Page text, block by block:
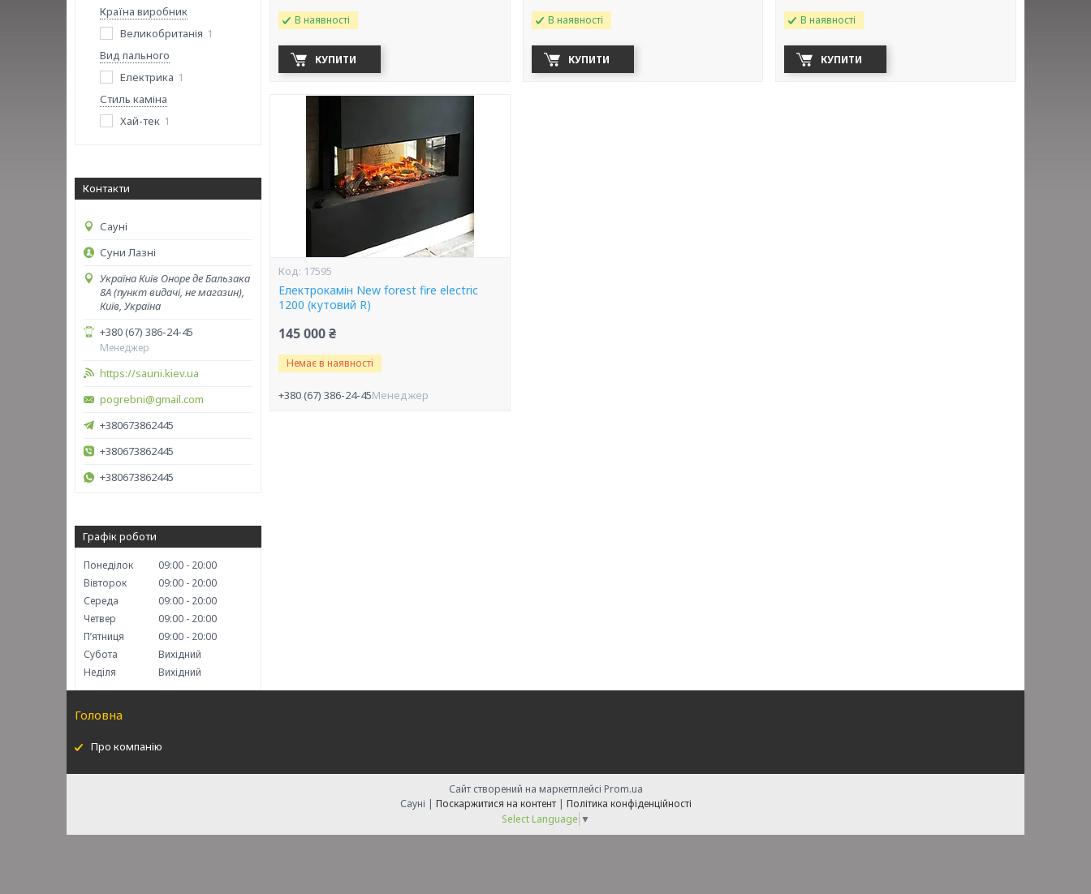
Країна виробник
Великобританія 1
Вид пального
Електрика 1
Стиль каміна
Хай-тек 1
Контакти
Сауні
Суни Лазні
Україна Київ Оноре де Бальзака
8А (пункт видачі, не магазин),
Київ, Україна
+380 (67) 386-24-45
Менеджер
https://sauni.kiev.ua
pogrebni@gmail.com
+380673862445
+380673862445
+380673862445
Графік роботи
Понеділок 09:00
20:00
Вівторок
09:00
20:00
Середа
09:00
20:00
Четвер
09:00
20:00
Пʼятниця
09:00
20:00
Субота
Вихідний
Неділя
Вихідний
В наявності
КУПИТИ
В наявності
КУПИТИ
В наявності
КУПИТИ
17595
Електрокамін New forest fire electric
1200 (кутовий R)
145 000 ₴
Немає в наявності
+380 (67) 386-24-45Менеджер
Головна
Про компанію
Сайт створений на маркетплейсі Prom.ua
Сауні | Поскаржитися на контент | Політика конфіденційності
Select Language ▼